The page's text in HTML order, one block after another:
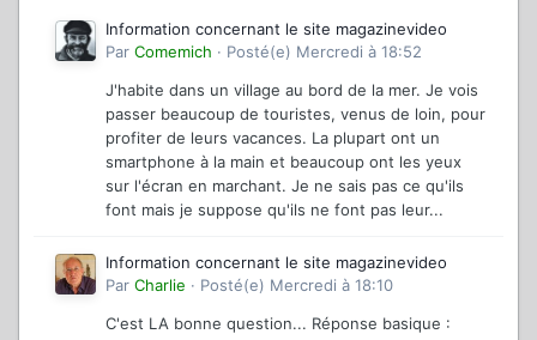
Information concernant le site magazinevideo
Par Comemich · Posté(e) Mercredi à 18:52
J'habite dans un village au bord de la mer. Je vois
passer beaucoup de touristes, venus de loin, pour
profiter de leurs vacances. La plupart ont un
smartphone à la main et beaucoup ont les yeux
sur l'écran en marchant. Je ne sais pas ce qu'ils
font mais je suppose qu'ils ne font pas leur...
Information concernant le site magazinevideo
Par Charlie · Posté(e) Mercredi à 18:10
C'est LA bonne question... Réponse basique :